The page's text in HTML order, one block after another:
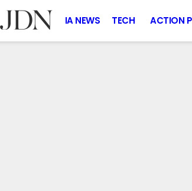
IA NEWS TECH ACTION